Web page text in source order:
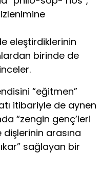
eleştirdiklerinin
birinde de
“eğitmen”
itibariyle de aynen
“zengin genç’leri
dişlerinin arasına
sağlayan bir